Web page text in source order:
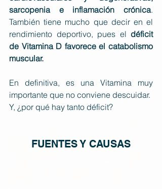
sarcopenia e inflamación crónica.
También tiene mucho que decir en el
rendimiento deportivo, pues el déficit
de Vitamina D favorece el catabolismo
muscular.
En definitiva, es una Vitamina muy
importante que no conviene descuidar.
Y, ¿por qué hay tanto déficit?
FUENTES Y CAUSAS